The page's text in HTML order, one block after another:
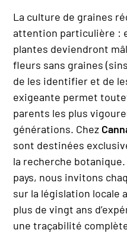
La culture de graines
attention particulière :
plantes deviendront
fleurs sans graines
de les identifier et de
exigeante permet
parents les plus
générations. Chez
sont destinées
la recherche
pays, nous invitons
sur la législation locale
plus de vingt ans
une traçabilité